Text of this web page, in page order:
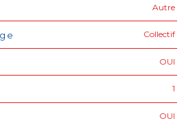
Autre
Collectif
OUI
1
OUI